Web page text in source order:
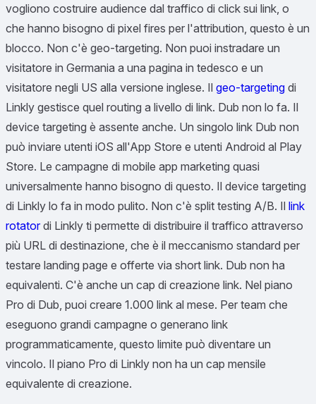
vogliono costruire audience dal traffico di click sui link, o
che hanno bisogno di pixel fires per l'attribution, questo è un
blocco. Non c'è geo-targeting. Non puoi instradare un
visitatore in Germania a una pagina in tedesco e un
visitatore negli US alla versione inglese. Il geo-targeting di
Linkly gestisce quel routing a livello di link. Dub non lo fa. Il
device targeting è assente anche. Un singolo link Dub non
può inviare utenti iOS all'App Store e utenti Android al Play
Store. Le campagne di mobile app marketing quasi
universalmente hanno bisogno di questo. Il device targeting
di Linkly lo fa in modo pulito. Non c'è split testing A/B. Il link
rotator di Linkly ti permette di distribuire il traffico attraverso
più URL di destinazione, che è il meccanismo standard per
testare landing page e offerte via short link. Dub non ha
equivalenti. C'è anche un cap di creazione link. Nel piano
Pro di Dub, puoi creare 1.000 link al mese. Per team che
eseguono grandi campagne o generano link
programmaticamente, questo limite può diventare un
vincolo. Il piano Pro di Linkly non ha un cap mensile
equivalente di creazione.